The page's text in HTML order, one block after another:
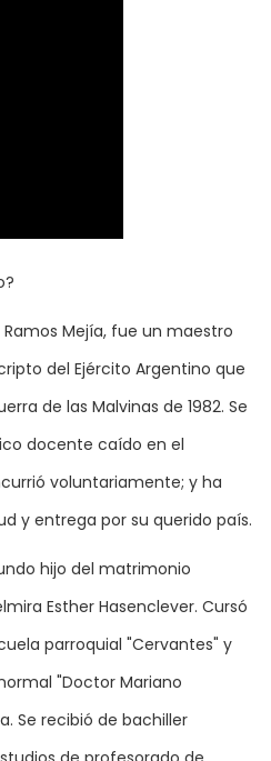
Mejía, fue un maestro
del Ejército Argentino que
de las Malvinas de 1982. Se
docente caído en el
voluntariamente; y ha
y entrega por su querido país.
hijo del matrimonio
Esther Hasenclever. Cursó
parroquial "Cervantes" y
"Doctor Mariano
Se recibió de bachiller